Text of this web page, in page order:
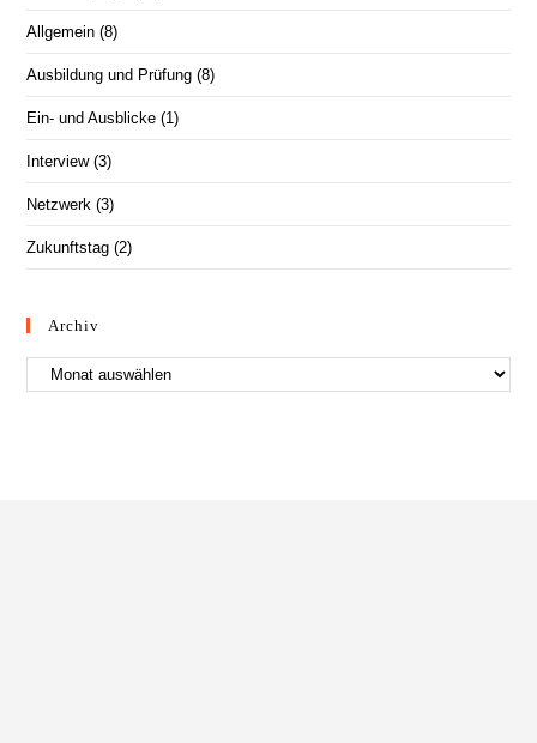
Allgemein (8)
Ausbildung und Prüfung (8)
Ein- und Ausblicke (1)
Interview (3)
Netzwerk (3)
Zukunftstag (2)
Archiv
Archiv